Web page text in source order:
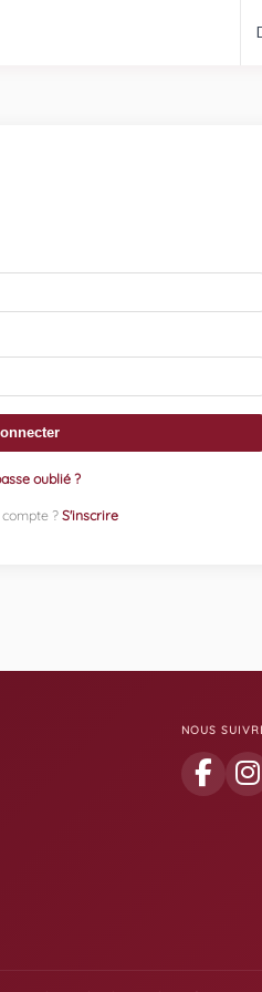
oublié ?
?S'inscrire
NOUS